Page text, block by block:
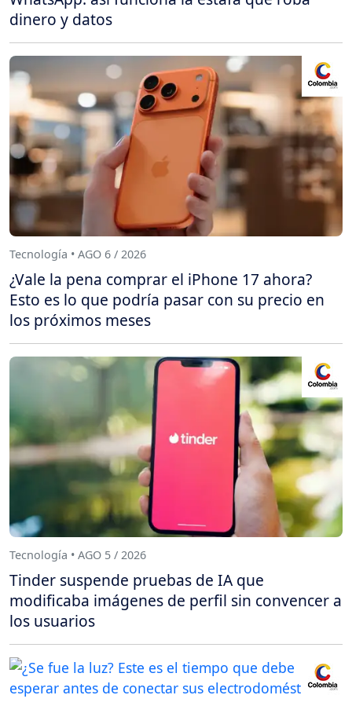
dinero y datos
Tecnología • AGO 6 / 2026
¿Vale la pena comprar el iPhone 17 ahora?
Esto es lo que podría pasar con su precio en
los próximos meses
Tecnología • AGO 5 / 2026
Tinder suspende pruebas de IA que
modificaba imágenes de perfil sin convencer a
los usuarios